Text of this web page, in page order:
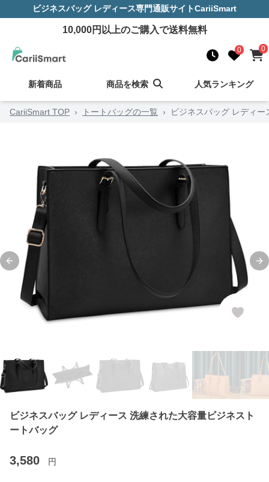
ビジネスバッグ レディース専門通販サイトCariiSmart
10,000円以上のご購入で送料無料
0 0
新着商品 商品を検索 人気ランキング
CariiSmart TOP › トートバッグの一覧 › ビジネスバッグ レディ
Previous slide
ビジネスバッグ レディース 洗練された大容量ビジネスト
ートバッグ
3,580 円